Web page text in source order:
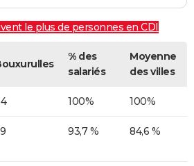
le plus de personnes en CDI
% des
salariés
Moyenne
des villes
100% 100%
93,7 % 84,6 %